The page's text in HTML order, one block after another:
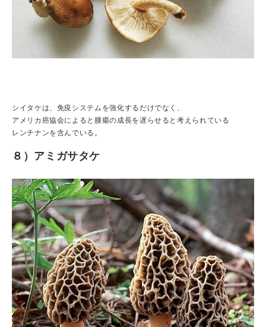
シイタケは、免疫システムを強化するだけでなく、
アメリカ癌協会によると腫瘍の成長を遅らせると考えられている
レンチナンを含んでいる。
８）アミガサタケ